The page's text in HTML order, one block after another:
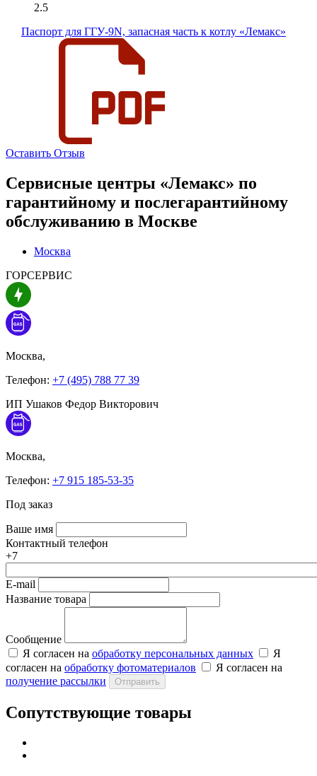
2.5
Паспорт для ГГУ-9N, запасная часть к котлу «Лемакс»
Оставить Отзыв
Сервисные центры «Лемакс» по
гарантийному и послегарантийному
обслуживанию в Москве
Москва
ГОРСЕРВИС
Москва,
Телефон: +7 (495) 788 77 39
ИП Ушаков Федор Викторович
Москва,
Телефон: +7 915 185-53-35
Под заказ
Ваше имя
Контактный телефон
+7
E-mail
Название товара
Сообщение
Я согласен на обработку персональных данных
Я
согласен на обработку фотоматериалов
Я согласен на
получение рассылки
Отправить
Сопутствующие товары